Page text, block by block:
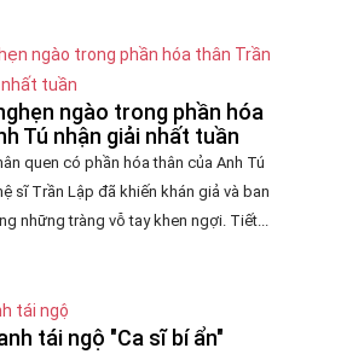
ngào trong phần hóa
Tú nhận giải nhất tuần
quen có phần hóa thân của Anh Tú
sĩ Trần Lập đã khiến khán giả và ban
những tràng vỗ tay khen ngợi. Tiết...
tái ngộ "Ca sĩ bí ẩn"